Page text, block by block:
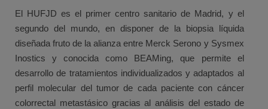
El HUFJD es el primer centro sanitario de Madrid, y el
segundo del mundo, en disponer de la biopsia líquida
diseñada fruto de la alianza entre Merck Serono y Sysmex
Inostics y conocida como BEAMing, que permite el
desarrollo de tratamientos individualizados y adaptados al
perfil molecular del tumor de cada paciente con cáncer
colorrectal metastásico gracias al análisis del estado de